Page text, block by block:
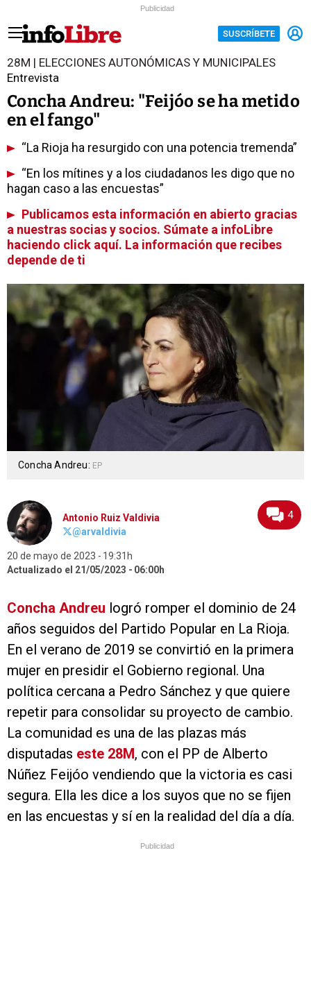
Publicidad
SUSCRÍBETE
28M | ELECCIONES AUTONÓMICAS Y MUNICIPALES
Entrevista
Concha Andreu: "Feijóo se ha metido
en el fango"
“La Rioja ha resurgido con una potencia tremenda”
“En los mítines y a los ciudadanos les digo que no
hagan caso a las encuestas”
Publicamos esta información en abierto gracias
a nuestras socias y socios. Súmate a infoLibre
haciendo click aquí. La información que recibes
depende de ti
Concha Andreu: EP
Antonio Ruiz Valdivia
@arvaldivia
20 de mayo de 2023
19:31h
Actualizado el 21/05/2023
06:00h
4
Concha Andreu logró romper el dominio de 24
años seguidos del Partido Popular en La Rioja.
En el verano de 2019 se convirtió en la primera
mujer en presidir el Gobierno regional. Una
política cercana a Pedro Sánchez y que quiere
repetir para consolidar su proyecto de cambio.
La comunidad es una de las plazas más
disputadas este 28M, con el PP de Alberto
Núñez Feijóo vendiendo que la victoria es casi
segura. Ella les dice a los suyos que no se fijen
en las encuestas y sí en la realidad del día a día.
Publicidad